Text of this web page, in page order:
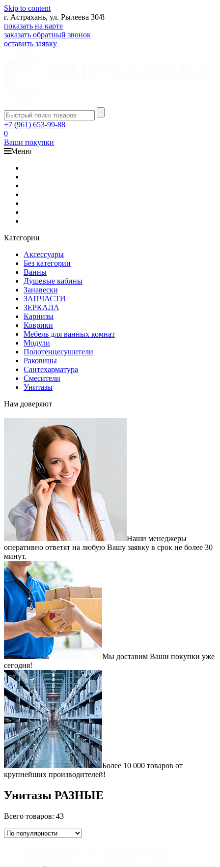
Skip to content
г. Астрахань, ул. Рылеева 30/8
показать на карте
заказать обратный звонок
оставить заявку
+7 (961) 653-99-88
0
Ваши покупки
Меню
Категории
Аксессуары
Без категории
Ванны
Душевые кабины
Занавески
ЗАПЧАСТИ
ЗЕРКАЛА
Карнизы
Коврики
Мебель для ванных комнат
Модули
Полотенцесушители
Раковины
Сантехарматура
Смесители
Унитазы
Нам доверяют
Наши менеджеры
оперативно ответят на любую Вашу заявку в срок не более 30
минут.
Мы доставим Ваши покупки уже
сегодня!
Более 10 000 товаров от
крупнейших производителей!
Унитазы РАЗНЫЕ
Всего товаров: 43